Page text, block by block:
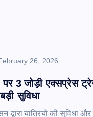
26, 2026
3 जोड़ी एक्सप्रेस
सुविधा
यात्रियों की सुविधा और